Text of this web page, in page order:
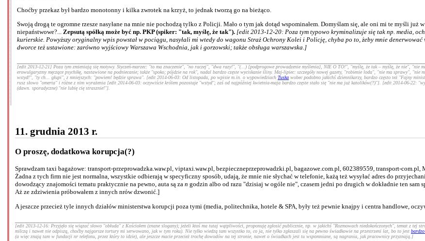
Choćby przekaz był bardzo monotonny i kilka zwrotek na krzyż, to jednak tworzą go na bieżąco.
Swoją drogą te ogromne rzesze nasyłane na mnie nie pochodzą tylko z Policji. Mało o tym jak dotąd wspominałem. Domyślam się, ale oni mi te myśli już
niepaństwowe?... Zepsutą spółką może być np. PKP (spiker: "tak, myślę, że tak"). [edit 2013-12-20: Poza tym typowo kryminalizuje się tak np. media,
kurierskie. Powyższy oryginalny wpis powstał w pociągu, nasyłali mi wtedy do wagonu Straż Ochrony Kolei i Policję, chyba po to, żeby mnie
dworce też ustawione: zarówno wyjściowy Warszawa Wschodnia, jak i gorzowski; także obsługa warszawska.]
[edit 2013-12-21] Poza tym zmieniają się motywy. Styczeń-marzec: "to ma znaczenie", "no raczej", "dwa razy!", "(...) [podprogowe prowadzenie myślenia], NIE O TO!", "myślę, że tak – myślę, że nie",
erowulgaryzmy męczące psychikę, nastawione na podniecanie; także "spoko; pójdzie na rok", nadal bardzo częste wyciskanie śliny. Maj-lipiec: szczegóły nowej gazety, "robienie loda", "nie ma sprawy",
wstyd!", "ty ch... głupi", z mniejszych: "powiem! będzie sprawa". [edit 2014-06-03: Od listopada, po wpisie m.in. o wypowiedziach Tuska wobec podobno jakichś dziennikarzy, bardzo często też "Fajny
rusz słowo "omerta" i różne z nim wyrażenia [edit 2014-06-03: oczywiście królem pozostaje "wstyd"; zaś od najpóźniej kwietnia-maja bardzo częste stało się "nie ma już katolików(?)"]. [edit 2014-06-22:
(dawn. sporadyczne) "nie lubię cię strasznie!"].
11. grudnia 2013 r.
O proszę, dodatkowa korupcja(?)
Sprawdzam taxi bagażowe: transport-przeprowadzka.waw.pl, viptaxi.waw.pl, bezpieczneprzeprowadzki.pl, bagazowe.com.pl, 602389559, transport-
Żadna z tych firm nie jest normalna, wszystkie odbierają w specyficzny sposób, udają, że mnie nie słychać w telefonie, każą też wysyłać adres do
dowodzący znajomości tematu praktycznie na pewno, auta są za n godzin albo od razu "dzisiaj w ogóle nie", czasem jedni po drugich w dokładnie ten sam
Aż ze zdziwienia próbowałem z innych nrów dzwonić.]
A jeszcze przecież tyle innych działów ministerstwa korupcji poza tymi (media, politechnika, hotele & SPA, były też pewnie knajpy i centra handlowe,
[edit 2013-12-16: Przyjęło się wiązać słowo "obłuda" z Kościołem (znane slogany); jeżeli ktoś ma tutaj wątpliwości, proponuję zgłosić publicznie, np. w jakichś "Rozmowach niedokończonych", temat z tej
milczą i nawet nie odpiszą, choćby najgorsze tortury mi serwowano, jak w tym roku). Nie tylko wiedzą tam wszystko to, co ja, nie tylko zgłaszali się na pewno świadkowie na przestrzeni lat, bo to jest
(a więc znają tam w fundacji nr telefonu, przez który to idzie), ale jeszcze macie przecież trochę dowodów na tej stronie, nawet o świadkach jest tu wspomniane, są nagrania, jak pracownicy przyznają.]